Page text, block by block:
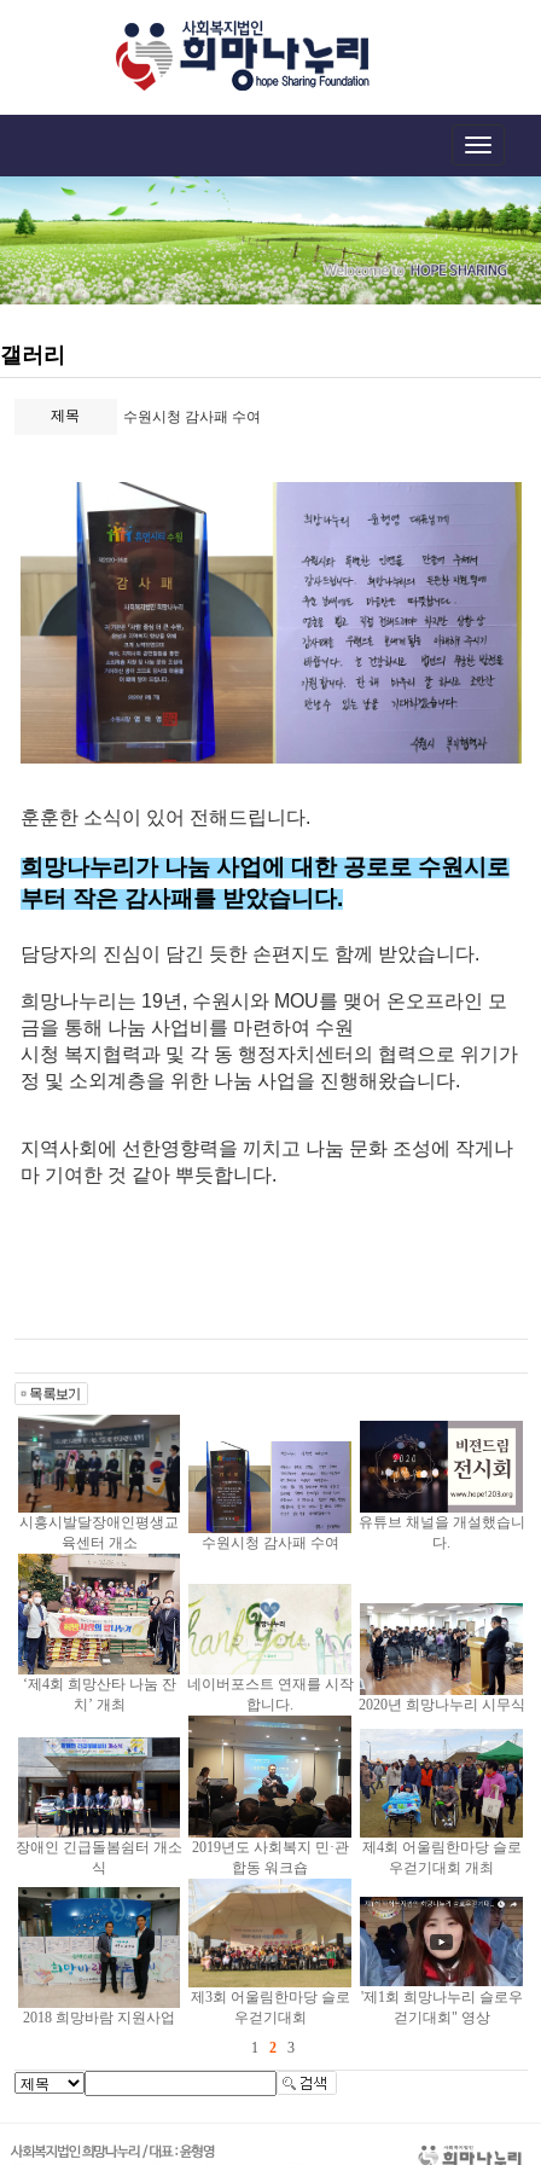
Toggle
navigation
갤러리
제목 수원시청 감사패 수여
훈훈한 소식이 있어 전해드립니다.
희망나누리가 나눔 사업에 대한 공로로 수원시로
부터 작은 감사패를 받았습니다.
담당자의 진심이 담긴 듯한 손편지도 함께 받았습니다.
희망나누리는 19년, 수원시와 MOU를 맺어 온오프라인 모
금을 통해 나눔 사업비를 마련하여 수원
시청 복지협력과 및 각 동 행정자치센터의 협력으로 위기가
정 및 소외계층을 위한 나눔 사업을 진행해왔습니다.
지역사회에 선한영향력을 끼치고 나눔 문화 조성에 작게나
마 기여한 것 같아 뿌듯합니다.
시흥시발달장애인평생교
육센터 개소
수원시청 감사패 수여
유튜브 채널을 개설했습니
다.
‘제4회 희망산타 나눔 잔
치’ 개최
네이버포스트 연재를 시작
합니다.
2020년 희망나누리 시무식
장애인 긴급돌봄쉼터 개소
식
2019년도 사회복지 민·관
합동 워크숍
제4회 어울림한마당 슬로
우걷기대회 개최
2018 희망바람 지원사업
제3회 어울림한마당 슬로
우걷기대회
'제1회 희망나누리 슬로우
걷기대회" 영상
1
2 3